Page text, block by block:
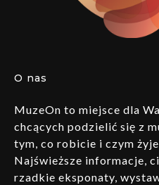
O nas
MuzeOn to miejsce dla
chcących podzielić się z
tym, co robicie i czym
Najświeższe informacje,
rzadkie eksponaty,